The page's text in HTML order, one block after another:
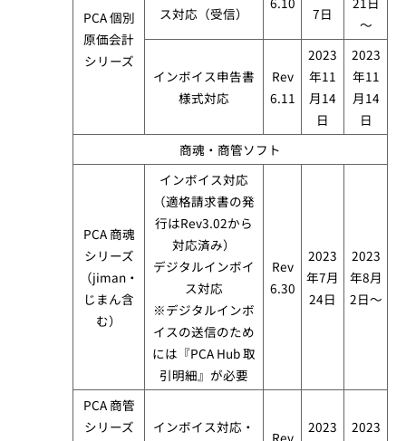
PCA 個別
原価会計
シリーズ​
ス対応（受信）
7日
～
インボイス申告書
様式対応
Rev
6.11
2023
年11
月14
日
2023
年11
月14
日
商魂・商管ソフト​
PCA 商魂
シリーズ
（jiman・
じまん含
む）
インボイス対応
（適格請求書の発
行はRev3.02から
対応済み）
デジタルインボイ
ス対応
※デジタルインボ
イスの送信のため
には『PCA Hub 取
引明細』が必要
Rev
6.30
2023
年7月
24日
2023
年8月
2日～
PCA 商管
シリーズ
インボイス対応​・
2023
2023